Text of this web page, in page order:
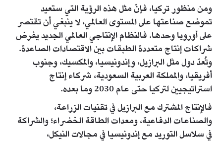
ومن منظور تركيا، فإنّ مثل هذه الرؤية التي ستعيد
تموضع صناعتها على المستوى العالمي، لا ينبغي أن تقتصر
على أوروبا وحدها. فالنظام الإنتاجي العالمي الجديد يفرض
شراكات إنتاج متعددة الطبقات بين الاقتصادات الصاعدة.
وتُعدّ دول مثل البرازيل، وإندونيسيا، والمكسيك، وجنوب
أفريقيا، والمملكة العربية السعودية، شركاء إنتاج
استراتيجيين لتركيا حتى عام 2030 وما بعده.
فالإنتاج المشترك مع البرازيل في تقنيات الزراعة،
والصناعات الدفاعية، ومعدات الطاقة الخضراء؛ والشراكة
في سلاسل التوريد مع إندونيسيا في مجالات النيكل،